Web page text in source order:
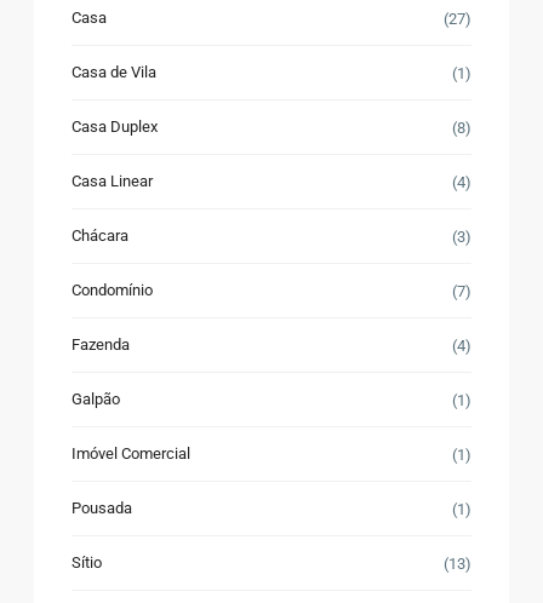
Casa (27)
Casa de Vila (1)
Casa Duplex (8)
Casa Linear (4)
Chácara (3)
Condomínio (7)
Fazenda (4)
Galpão (1)
Imóvel Comercial (1)
Pousada (1)
Sítio (13)